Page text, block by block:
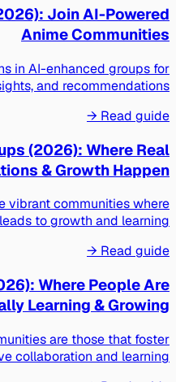
Join AI-Powered
Anime Communities
in AI-enhanced groups for
and recommendations.
Read guide →
(2026): Where Real
& Growth Happen
vibrant communities where
to growth and learning.
Read guide →
Where People Are
Learning & Growing
are those that foster
collaboration and learning.